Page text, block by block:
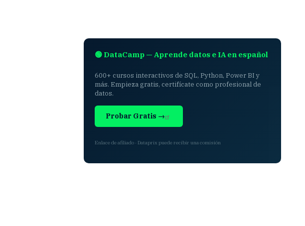
🟢 DataCamp — Aprende datos e IA en español
600+ cursos interactivos de SQL, Python, Power BI y
más. Empieza gratis, certifícate como profesional de
datos.
Probar Gratis →
Enlace de afiliado · Dataprix puede recibir una comisión